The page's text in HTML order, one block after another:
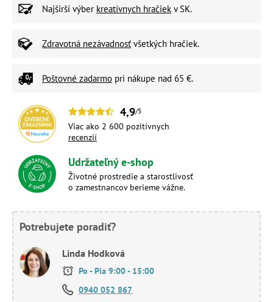
Najširší výber kreatívnych hračiek v SK.
Zdravotná nezávadnosť všetkých hračiek.
Poštovné zadarmo pri nákupe nad 65 €.
4,9/5
Viac ako 2 600 pozitívnych
recenzií
Udržateľný e-shop
Životné prostredie a starostlivosť
o zamestnancov berieme vážne.
Potrebujete poradiť?
Linda Hodková
Po - Pia 9:00 - 15:00
0940 052 867